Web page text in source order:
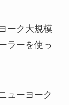
ーク大規模
ラーを使っ
ューヨーク